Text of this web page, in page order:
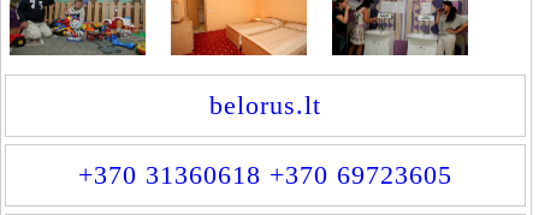
belorus.lt
+370 31360618 +370 69723605